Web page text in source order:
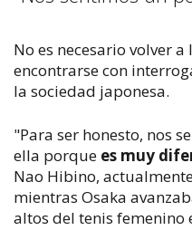
No es necesario volver
encontrarse con
la sociedad japonesa.
"Para ser honesto, nos
ella porque es muy
Nao Hibino,
mientras Osaka
altos del tenis femenino